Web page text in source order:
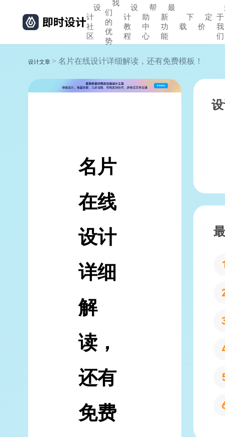
设
计
社
区
我
们
的
优
势
设
计
教
程
帮
助
中
心
最
新
功
能
下
载
定
价
于
我
们
设计文章 > 名片在线设计详细解读，还有免费模板！
名片
在线
设计
详细
解
读，
还有
免费